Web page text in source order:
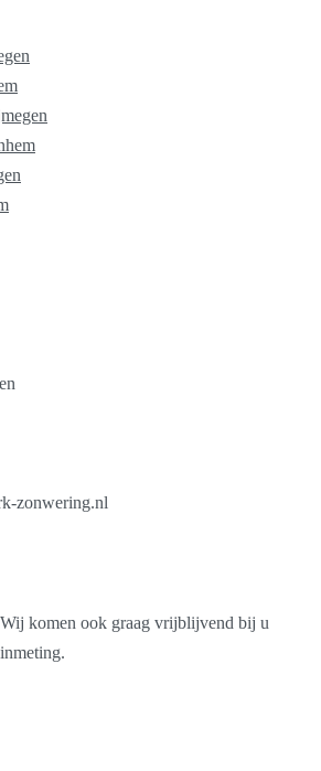
zonwering.nl
komen ook graag vrijblijvend bij u